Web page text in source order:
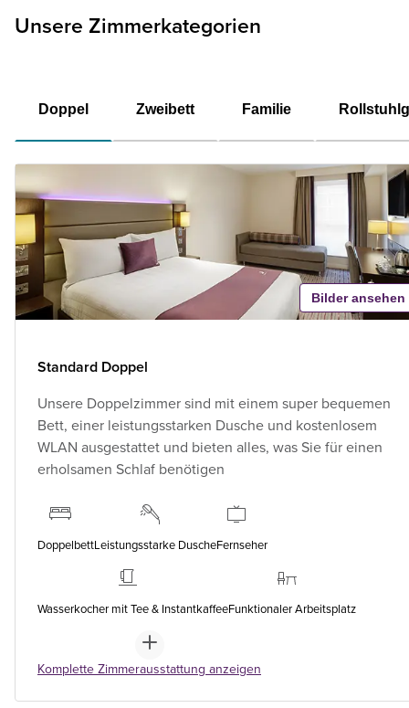
Unsere Zimmerkategorien
Doppel Zweibett Familie
Bilder ansehen
Standard Doppel
Unsere Doppelzimmer sind mit einem super bequemen
Bett, einer leistungsstarken Dusche und kostenlosem
WLAN ausgestattet und bieten alles, was Sie für einen
erholsamen Schlaf benötigen
DoppelbettLeistungsstarke DuscheFernseher
Wasserkocher mit Tee & InstantkaffeeFunktionaler Arbeitsplatz
Komplette Zimmerausstattung anzeigen